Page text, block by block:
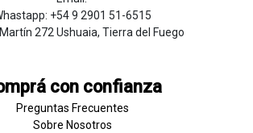
+54 9 2901 51-6515
272 Ushuaia, Tierra del Fuego
con confianza
Preguntas Frecuentes
Sobre Nosotros